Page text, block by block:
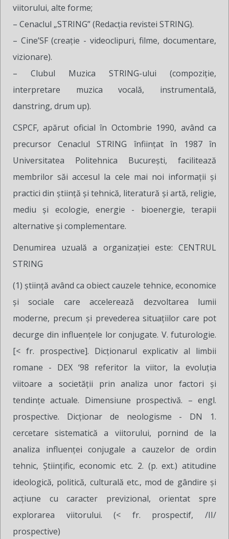
viitorului, alte forme;
– Cenaclul „STRING” (Redacţia revistei STRING).
– Cine’SF (creaţie - videoclipuri, filme, documentare,
vizionare).
– Clubul Muzica STRING-ului (compoziţie,
interpretare muzica vocală, instrumentală,
danstring, drum up).
CSPCF, apărut oficial în Octombrie 1990, având ca
precursor Cenaclul STRING înfiinţat în 1987 în
Universitatea Politehnica București, facilitează
membrilor săi accesul la cele mai noi informaţii şi
practici din ştiinţă şi tehnică, literatură şi artă, religie,
mediu şi ecologie, energie - bioenergie, terapii
alternative şi complementare.
Denumirea uzuală a organizației este: CENTRUL
STRING
(1) ştiinţă având ca obiect cauzele tehnice, economice
şi sociale care accelerează dezvoltarea lumii
moderne, precum şi prevederea situaţiilor care pot
decurge din influenţele lor conjugate. V. futurologie.
[< fr. prospective]. Dicţionarul explicativ al limbii
romane - DEX ‘98 referitor la viitor, la evoluţia
viitoare a societăţii prin analiza unor factori şi
tendinţe actuale. Dimensiune prospectivă. – engl.
prospective. Dicţionar de neologisme - DN 1.
cercetare sistematică a viitorului, pornind de la
analiza influenţei conjugale a cauzelor de ordin
tehnic, Ştiinţific, economic etc. 2. (p. ext.) atitudine
ideologică, politică, culturală etc., mod de gândire şi
acţiune cu caracter previzional, orientat spre
explorarea viitorului. (< fr. prospectif, /II/
prospective)